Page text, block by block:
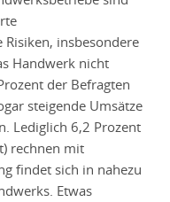
insbesondere
Handwerk nicht
der Befragten
steigende Umsätze
Lediglich 6,2 Prozent
rechnen mit
findet sich in nahezu
Etwas